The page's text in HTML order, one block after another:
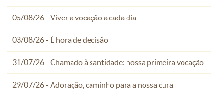
05/08/26 - Viver a vocação a cada dia
03/08/26 - É hora de decisão
31/07/26 - Chamado à santidade: nossa primeira vocação
29/07/26 - Adoração, caminho para a nossa cura